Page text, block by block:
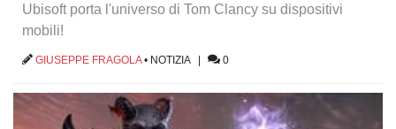
Ubisoft porta l'universo di Tom Clancy su dispositivi
mobili!
GIUSEPPE FRAGOLA• NOTIZIA| 0